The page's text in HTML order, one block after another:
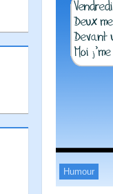
Humour